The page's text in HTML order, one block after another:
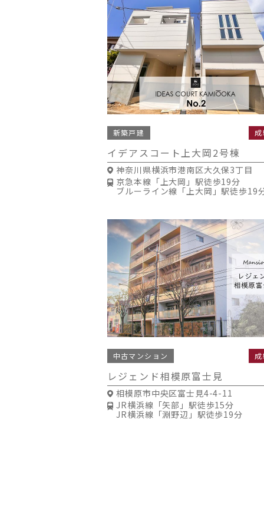
新築戸建
イデアスコート上大岡2号棟
神奈川県横浜市港南区大久保3丁目
京急本線「上大岡」駅徒歩19分
ブルーライン線「上大岡」駅徒歩19
中古マンション
レジェンド相模原富士見
相模原市中央区富士見4-4-11
JR横浜線「矢部」駅徒歩15分
JR横浜線「淵野辺」駅徒歩19分